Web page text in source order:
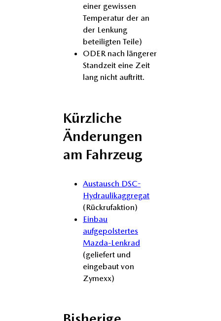
einer gewissen
Temperatur der an
der Lenkung
beteiligten Teile)
ODER nach längerer
Standzeit eine Zeit
lang nicht auftritt.
Kürzliche
Änderungen
am Fahrzeug
Austausch DSC-
Hydraulikaggregat
(Rückrufaktion)
Einbau
aufgepolstertes
Mazda-Lenkrad
(geliefert und
eingebaut von
Zymexx)